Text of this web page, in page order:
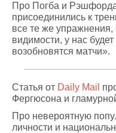
Про Погба и
присоединились к
все те же упражнения,
видимости, у нас
возобновятся матчи».
Статья от Daily Mail
Фергюсона и
Про невероятную
личности и